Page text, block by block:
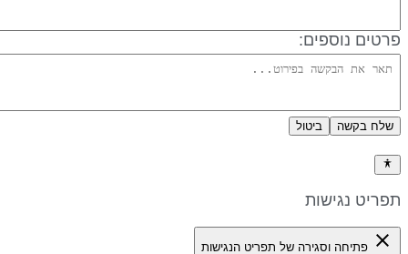
נוספים:
שלח בקשה ביטול
נגישות
close פתיחה וסגירה של תפריט הנגישות